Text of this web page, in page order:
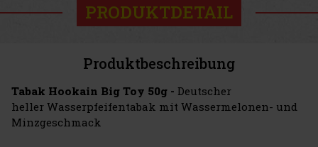
PRODUKTDETAIL
Produktbeschreibung
Tabak Hookain Big Toy 50g - Deutscher
heller Wasserpfeifentabak mit Wassermelonen- und
Minzgeschmack